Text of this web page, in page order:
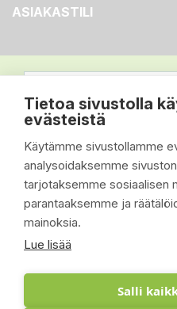
Tietoa sivustolla
evästeistä
Käytämme sivustollamme
analysoidaksemme
tarjotaksemme sosiaalisen
parantaaksemme ja
mainoksia.
Lue lisää
Salli
ASIAKASTILI